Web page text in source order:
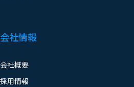
会社情報
会社概要
採用情報